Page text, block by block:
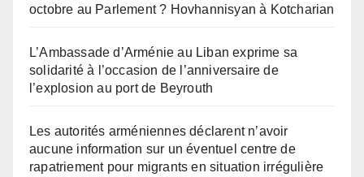
octobre au Parlement ? Hovhannisyan à Kotcharian
L’Ambassade d’Arménie au Liban exprime sa
solidarité à l’occasion de l’anniversaire de
l’explosion au port de Beyrouth
Les autorités arméniennes déclarent n’avoir
aucune information sur un éventuel centre de
rapatriement pour migrants en situation irrégulière